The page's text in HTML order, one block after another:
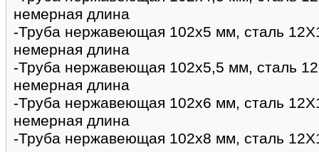
немерная длина
-Труба нержавеющая 102х5 мм, сталь
немерная длина
-Труба нержавеющая 102х5,5 мм, сталь
немерная длина
-Труба нержавеющая 102х6 мм, сталь
немерная длина
-Труба нержавеющая 102х8 мм, сталь